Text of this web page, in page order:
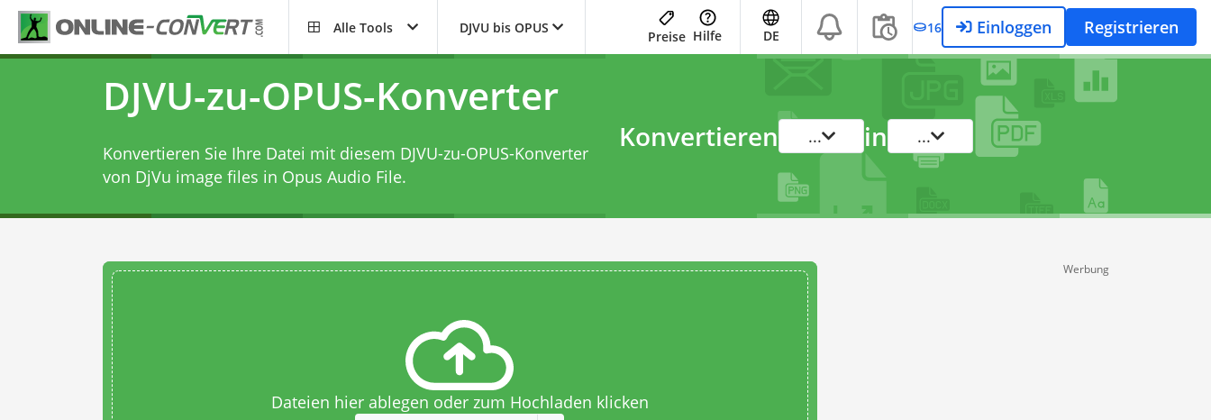
Alle Tools DJVU bis OPUS
Preise Hilfe DE 16 Einloggen Registrieren
DJVU-zu-OPUS-Konverter
Konvertieren Sie Ihre Datei mit diesem DJVU-zu-OPUS-Konverter
von DjVu image files in Opus Audio File.
Konvertieren ... in ...
Dateien hier ablegen oder zum Hochladen klicken
Werbung